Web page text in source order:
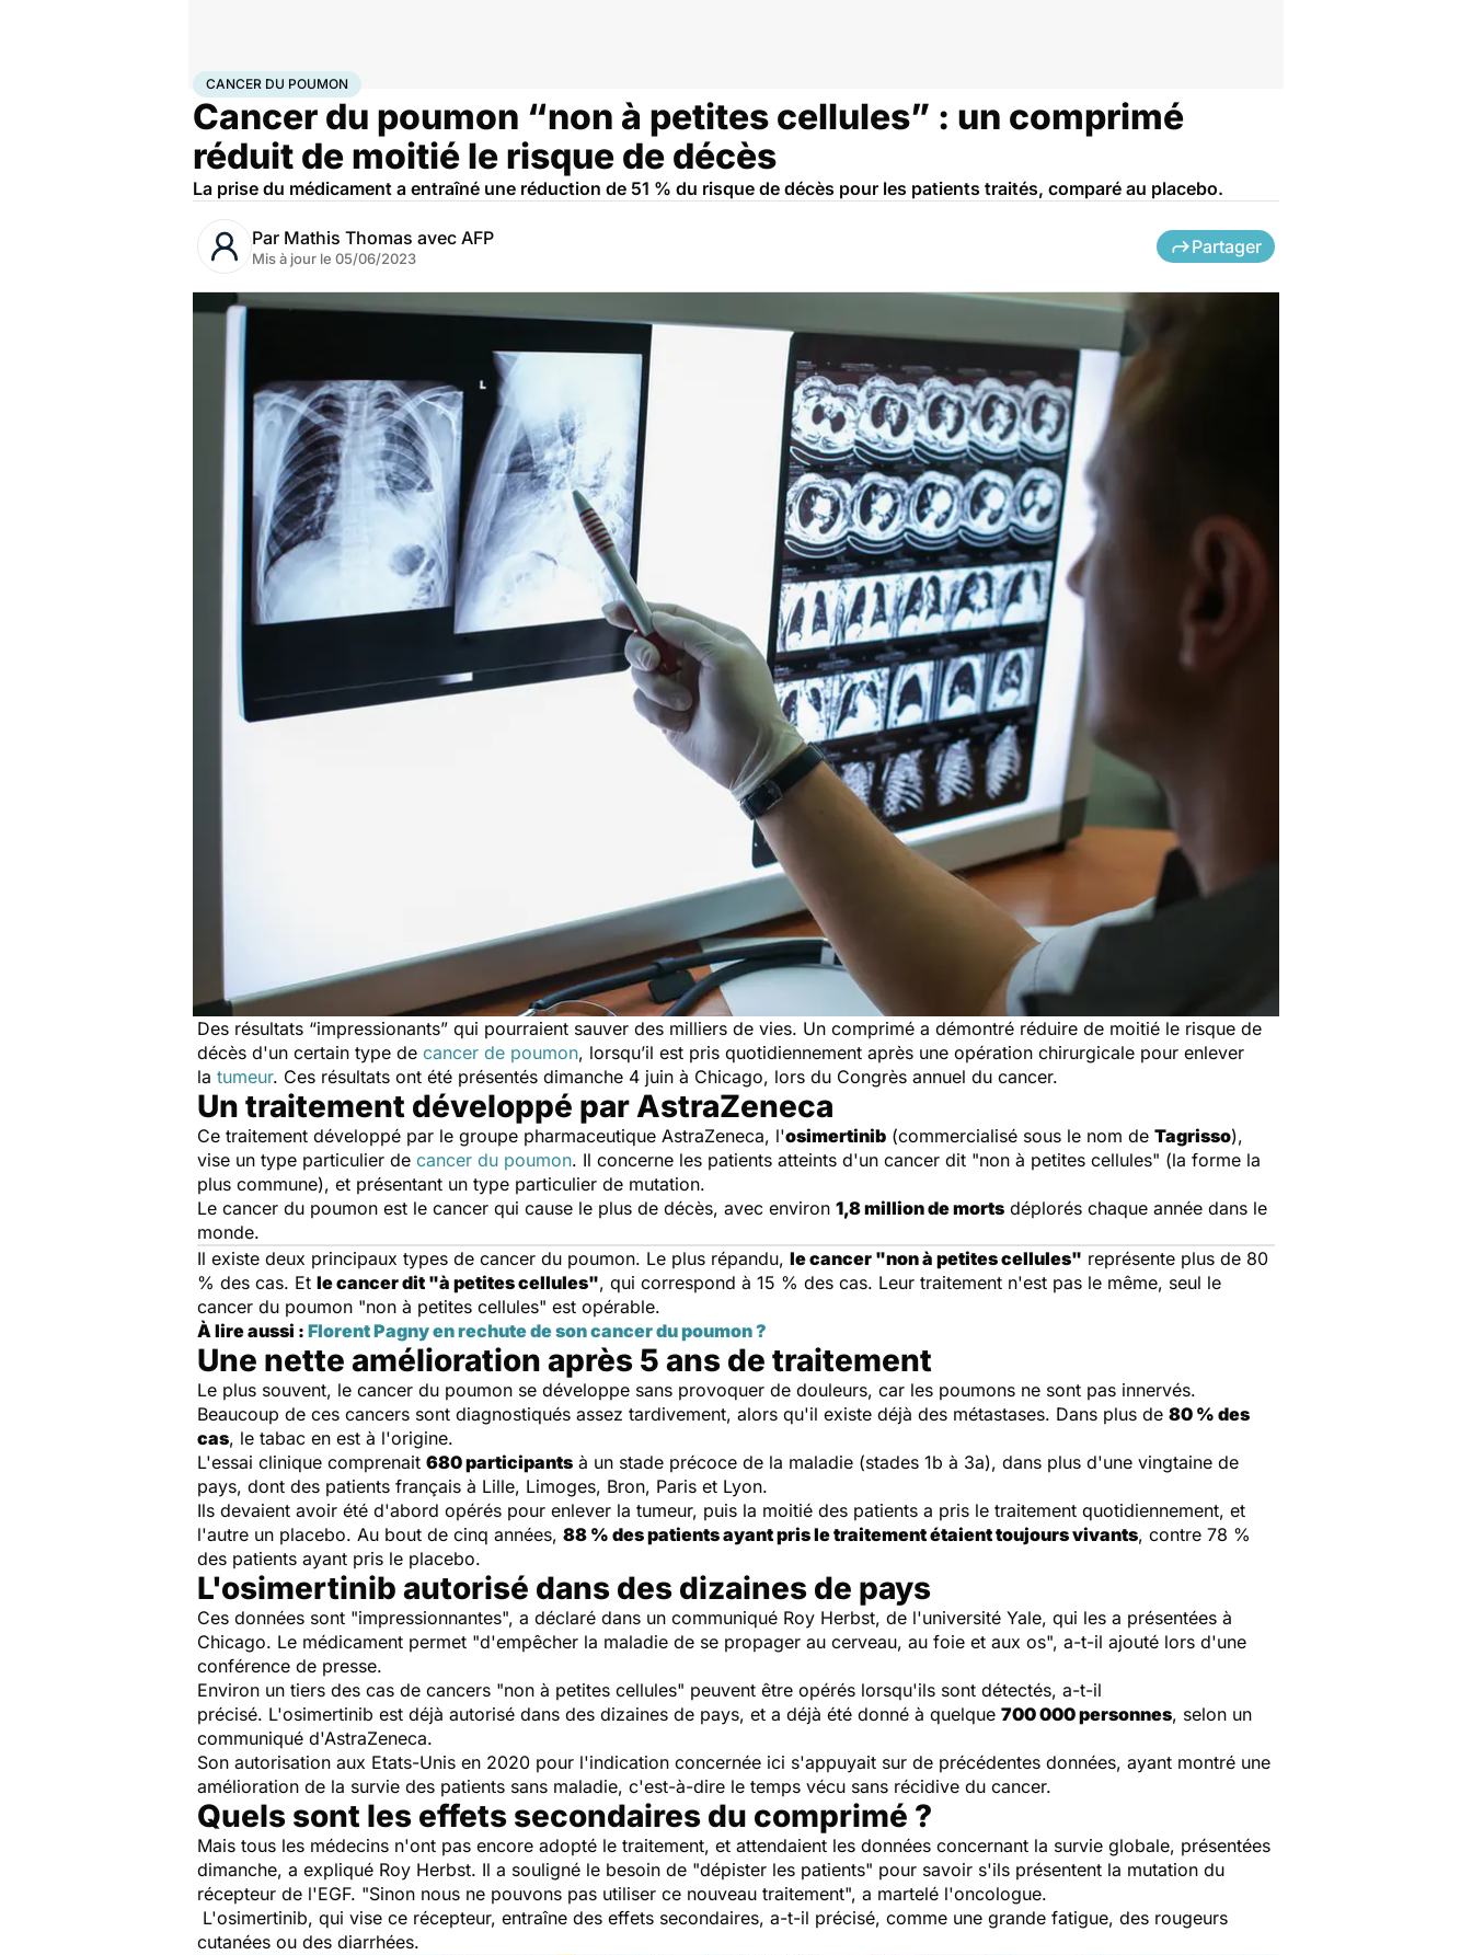
AccueilSantéMaladiesCancer
CANCER DU POUMON
Cancer du poumon “non à petites cellules” : un comprimé
réduit de moitié le risque de décès
La prise du médicament a entraîné une réduction de 51 % du risque de décès pour les patients traités, comparé au placebo.
Par Mathis Thomas avec AFP
Mis à jour le 05/06/2023
Partager
Des résultats “impressionants” qui pourraient sauver des milliers de vies. Un comprimé a démontré réduire de moitié le risque de
décès d'un certain type de cancer de poumon, lorsqu’il est pris quotidiennement après une opération chirurgicale pour enlever
la tumeur. Ces résultats ont été présentés dimanche 4 juin à Chicago, lors du Congrès annuel du cancer.
Un traitement développé par AstraZeneca
Ce traitement développé par le groupe pharmaceutique AstraZeneca, l'osimertinib (commercialisé sous le nom de Tagrisso),
vise un type particulier de cancer du poumon. Il concerne les patients atteints d'un cancer dit "non à petites cellules" (la forme la
plus commune), et présentant un type particulier de mutation.
Le cancer du poumon est le cancer qui cause le plus de décès, avec environ 1,8 million de morts déplorés chaque année dans le
monde.
Il existe deux principaux types de cancer du poumon. Le plus répandu, le cancer "non à petites cellules" représente plus de 80
% des cas. Et le cancer dit "à petites cellules", qui correspond à 15 % des cas. Leur traitement n'est pas le même, seul le
cancer du poumon "non à petites cellules" est opérable.
À lire aussi : Florent Pagny en rechute de son cancer du poumon ?
Une nette amélioration après 5 ans de traitement
Le plus souvent, le cancer du poumon se développe sans provoquer de douleurs, car les poumons ne sont pas innervés.
Beaucoup de ces cancers sont diagnostiqués assez tardivement, alors qu'il existe déjà des métastases. Dans plus de 80 % des
cas, le tabac en est à l'origine.
L'essai clinique comprenait 680 participants à un stade précoce de la maladie (stades 1b à 3a), dans plus d'une vingtaine de
pays, dont des patients français à Lille, Limoges, Bron, Paris et Lyon.
Ils devaient avoir été d'abord opérés pour enlever la tumeur, puis la moitié des patients a pris le traitement quotidiennement, et
l'autre un placebo. Au bout de cinq années, 88 % des patients ayant pris le traitement étaient toujours vivants, contre 78 %
des patients ayant pris le placebo.
L'osimertinib autorisé dans des dizaines de pays
Ces données sont "impressionnantes", a déclaré dans un communiqué Roy Herbst, de l'université Yale, qui les a présentées à
Chicago. Le médicament permet "d'empêcher la maladie de se propager au cerveau, au foie et aux os", a-t-il ajouté lors d'une
conférence de presse.
Environ un tiers des cas de cancers "non à petites cellules" peuvent être opérés lorsqu'ils sont détectés, a-t-il
précisé. L'osimertinib est déjà autorisé dans des dizaines de pays, et a déjà été donné à quelque 700 000 personnes, selon un
communiqué d'AstraZeneca.
Son autorisation aux Etats-Unis en 2020 pour l'indication concernée ici s'appuyait sur de précédentes données, ayant montré une
amélioration de la survie des patients sans maladie, c'est-à-dire le temps vécu sans récidive du cancer.
Quels sont les effets secondaires du comprimé ?
Mais tous les médecins n'ont pas encore adopté le traitement, et attendaient les données concernant la survie globale, présentées
dimanche, a expliqué Roy Herbst. Il a souligné le besoin de "dépister les patients" pour savoir s'ils présentent la mutation du
récepteur de l'EGF. "Sinon nous ne pouvons pas utiliser ce nouveau traitement", a martelé l'oncologue.
L'osimertinib, qui vise ce récepteur, entraîne des effets secondaires, a-t-il précisé, comme une grande fatigue, des rougeurs
cutanées ou des diarrhées.